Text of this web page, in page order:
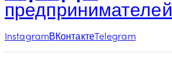
предпринимателей
InstagramВКонтактеTelegram